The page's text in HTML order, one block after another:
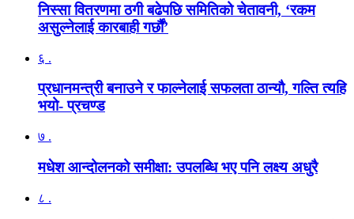
निस्सा वितरणमा ठगी बढेपछि समितिको चेतावनी, ‘रकम
असुल्नेलाई कारबाही गर्छाैं’
६ .
प्रधानमन्त्री बनाउने र फाल्नेलाई सफलता ठान्यौ, गल्ति त्यहि
भयो- प्रचण्ड
७ .
मधेश आन्दोलनको समीक्षा: उपलब्धि भए पनि लक्ष्य अधुरै
८ .